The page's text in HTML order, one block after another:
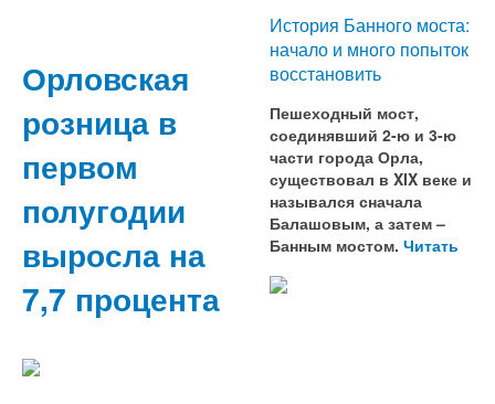
Орловская
розница в
первом
полугодии
выросла на
7,7 процента
История Банного моста:
начало и много попыток
восстановить
Пешеходный мост,
соединявший 2-ю и 3-ю
части города Орла,
существовал в XIX веке и
назывался сначала
Балашовым, а затем –
Банным мостом. Читать